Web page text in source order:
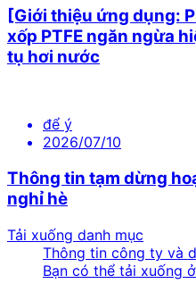
[Giới thiệu ứng dụng:
xốp PTFE ngăn ngừa
tụ hơi nước
để ý
2026/07/10
Thông tin tạm dừng
nghỉ hè
Tải xuống danh mục
Thông tin công ty và
Bạn có thể tải xuống